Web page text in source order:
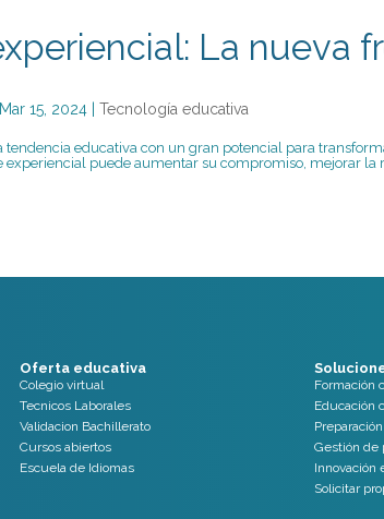
La nueva
Mar 15, 2024 |Tecnología educativa
tendencia educativa con un gran potencial para
experiencial puede aumentar su compromiso, mejorar
Oferta educativa
Colegio virtual
Tecnicos Laborales
Validacion Bachillerato
Cursos abiertos
Escuela de Idiomas
Formación
Educación
Gestión de
Innovación
Solicitar